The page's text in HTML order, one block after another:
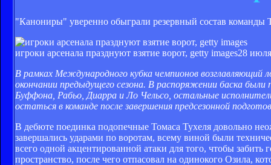
"Канониры" уверенно обыграли резервный состав команды
игроки арсенала празднуют взятие ворот, getty images28
В рамках Международного кубка чемпионов возглавляющий
окончании предыдущего сезона. В распоряжении баска
Буффона, Рабьо, Диарра и Ло Чельсо, остальные
остаться в команде после завершения предсезонной
В дебюте поединка подопечные Томаса Тухеля довольно
завершались ударами по воротам, всему виной были
всего одной акцентированной атаки для того, чтобы
пространство, после чего отпасовал на одинокого Озила,